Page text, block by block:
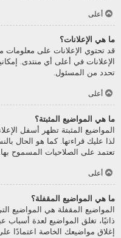
أعلى
ما هي الإعلانات؟
قد تحتوي الإعلانات على
الإعلانات في أعلى أي منتدى.
تحدد من المسئول.
أعلى
ما هي المواضيع المثبتة؟
المواضيع المثبتة تظهر أسفل
لذا عليك قراءتها. كما هو الحال
تعتمد على الصلاحيات المسموح بها.
أعلى
ما هي المواضيع المقفلة؟
المواضيع المقفلة هي المواضيع
ذاتيًا، تغلق المواضيع لعدة
إغلاق مواضيعك الخاصة اعتمادًا